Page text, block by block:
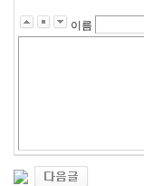
이름